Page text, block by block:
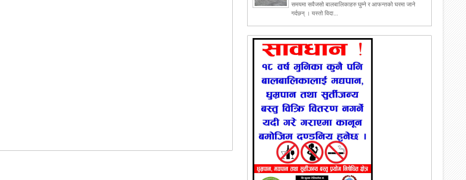
समयमा सवैजसो बालबालिकाहरु घुम्ने र आफन्तको घरमा जाने
गर्दछन् । यस्तो विदा...